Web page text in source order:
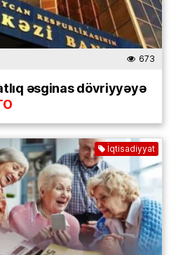
673
əsginas dövriyyəyə
İqtisadiyyat